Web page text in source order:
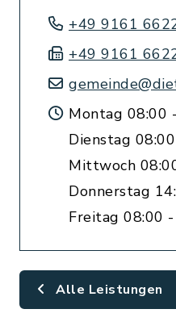
+49 9161
+49 9161
Montag 08:00
Dienstag
Mittwoch
Donnerstag
Freitag 08:00
Alle Leistungen